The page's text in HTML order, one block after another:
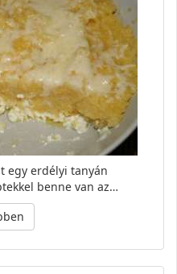
egy erdélyi tanyán
benne van az…